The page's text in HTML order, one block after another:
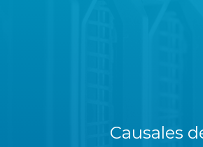
Causales